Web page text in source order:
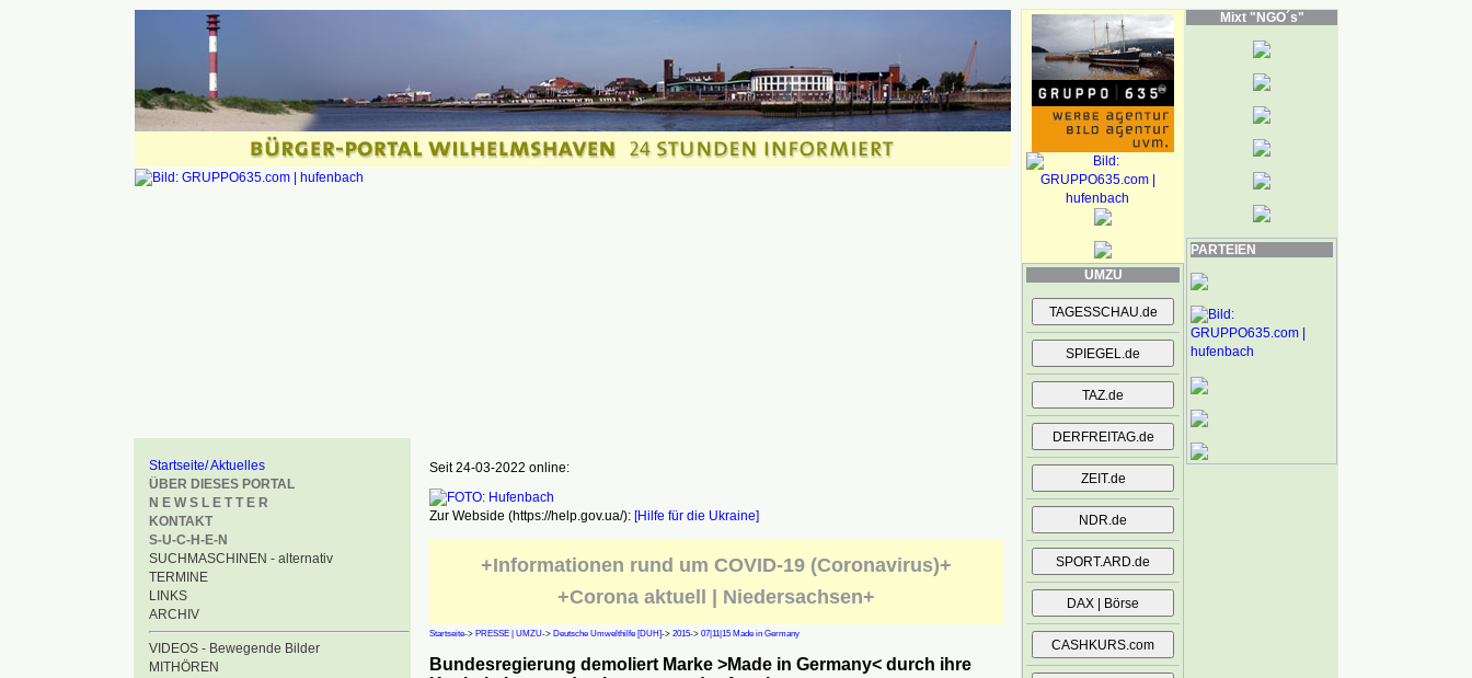
UMZU
Mixt "NGO´s"
PARTEIEN
Startseite/ Aktuelles
ÜBER DIESES PORTAL
N E W S L E T T E R
KONTAKT
S-U-C-H-E-N
SUCHMASCHINEN - alternativ
TERMINE
LINKS
ARCHIV
VIDEOS - Bewegende Bilder
MITHÖREN
Seit 24-03-2022 online:
Zur Webside (https://help.gov.ua/): [Hilfe für die Ukraine]
+Informationen rund um COVID-19 (Coronavirus)+
+Corona aktuell | Niedersachsen+
Startseite-> PRESSE | UMZU-> Deutsche Umwelthilfe [DUH]-> 2015-> 07|11|15 Made in Germany
Bundesregierung demoliert Marke >Made in Germany< durch ihre